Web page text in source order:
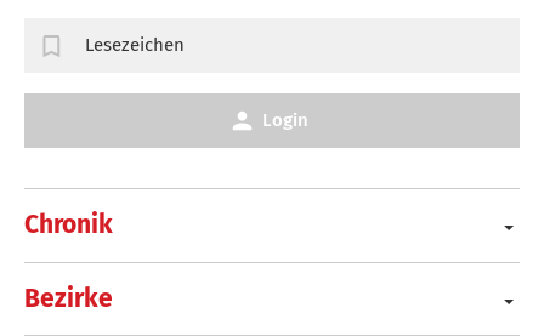
Chronik
Bezirke
Lesezeichen
Login